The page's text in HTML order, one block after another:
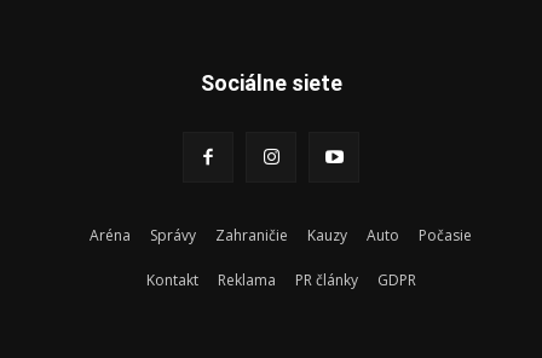
Sociálne siete
Aréna Správy Zahraničie Kauzy Auto Počasie
Kontakt Reklama PR články GDPR